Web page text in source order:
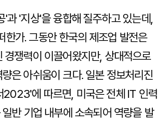
'과 '지상'을 융합해 질주하고 있는데,
한가. 그동안 한국의 제조업 발전은
쟁력이 이끌어왔지만, 상대적으로
은 아쉬움이 크다. 일본 정보처리진
2023'에 따르면, 미국은 전체 IT 인력
반 기업 내부에 소속되어 역량을 발